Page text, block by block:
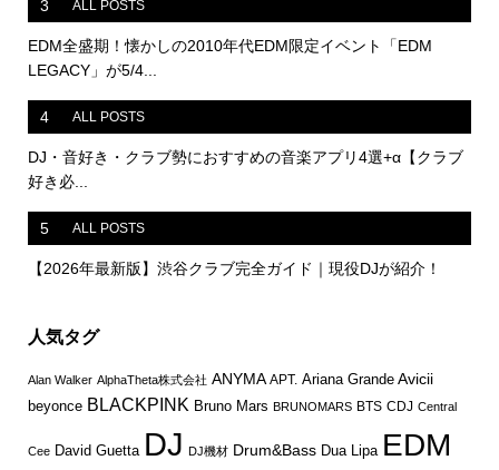
3 ALL POSTS
EDM全盛期！懐かしの2010年代EDM限定イベント「EDM
LEGACY」が5/4...
4 ALL POSTS
DJ・音好き・クラブ勢におすすめの音楽アプリ4選+α【クラブ
好き必...
5 ALL POSTS
【2026年最新版】渋谷クラブ完全ガイド｜現役DJが紹介！
人気タグ
Alan Walker AlphaTheta株式会社 ANYMA APT. Ariana Grande Avicii
beyonce BLACKPINK Bruno Mars BRUNOMARS BTS CDJ Central
Cee David Guetta DJ DJ機材 Drum&Bass Dua Lipa EDM